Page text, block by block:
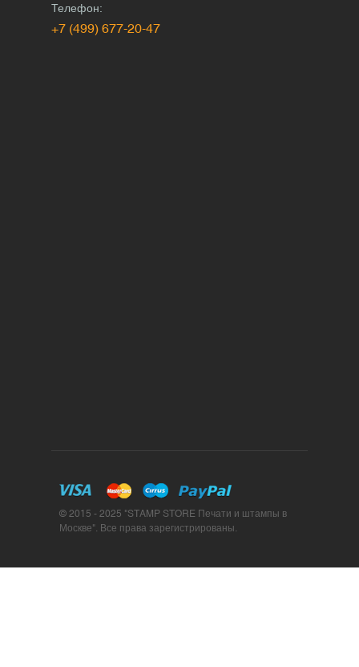
Телефон:
+7 (499) 677-20-47
© 2015 - 2025 "STAMP STORE Печати и штампы в
Москве". Все права зарегистрированы.